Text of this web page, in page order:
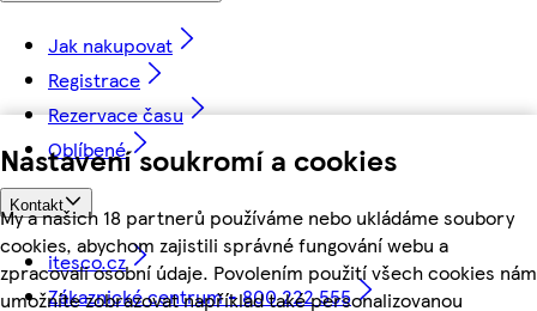
Nastavení soukromí a cookies
My a našich 18 partnerů používáme nebo ukládáme soubory
cookies, abychom zajistili správné fungování webu a
zpracovali osobní údaje. Povolením použití všech cookies nám
umožníte zobrazovat například také personalizovanou
Jak nakupovat
Registrace
Rezervace času
Oblíbené
Kontakt
itesco.cz
Zákaznické centrum - 800 222 555